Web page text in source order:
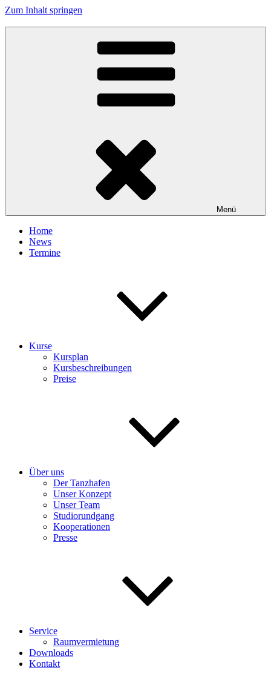
Zum Inhalt springen
Menü
Home
News
Termine
Kurse
Kursplan
Kursbeschreibungen
Preise
Über uns
Der Tanzhafen
Unser Konzept
Unser Team
Studiorundgang
Kooperationen
Presse
Service
Raumvermietung
Downloads
Kontakt